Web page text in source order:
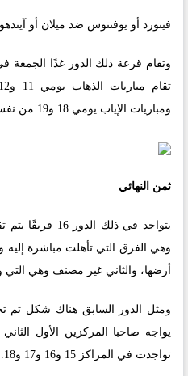
فينورد أو يوفنتوس ضد ميلان أو
وتقام قرعة ذلك الدور غدًا الجمعة
ومباريات الإياب يومي 18 و19 من نفس الشهر.
ثمن النهائي
يتواجد في ذلك
وهي الفرق التي تأهلت مباشرة إليه
أرضها، والثاني غير مصنف وهي التي
ومثل الدور السابق هناك شكل تم
يواجه صاحبا المركزين الأول
تواجدت في المراكز 15 و16 و17 و18.